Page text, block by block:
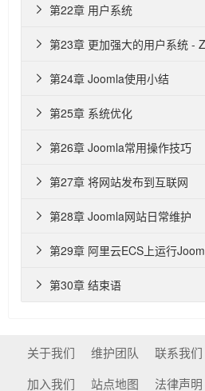
第22章 用户系统

第23章 更加强大的用户系统 -

第24章 Joomla使用小结

第25章 系统优化

第26章 Joomla常用操作技巧

第27章 将网站发布到互联网

第28章 Joomla网站日常维护

第29章 阿里云ECS上运行

第30章 结束语

关于我们 维护团队 联系我们
加入我们 站点地图 法律声明